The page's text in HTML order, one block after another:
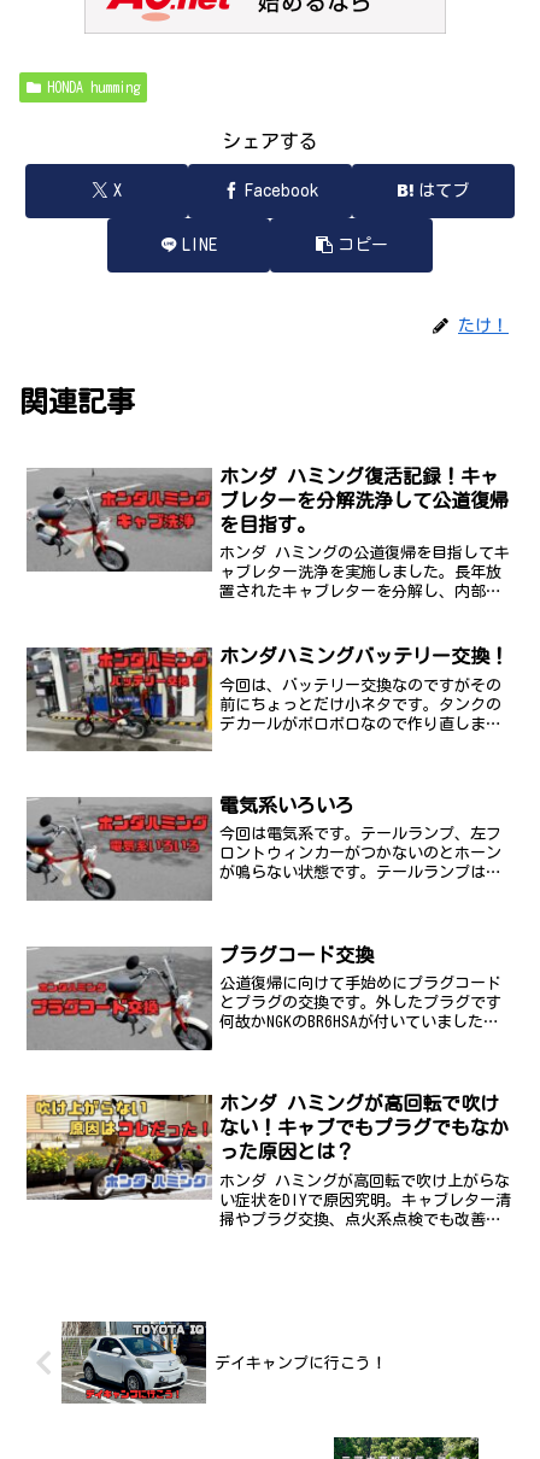
HONDA humming
シェアする
X Facebook はてブ
LINE コピー
たけ！
関連記事
ホンダ ハミング復活記録！キャ
ブレターを分解洗浄して公道復帰
を目指す。
ホンダ ハミングの公道復帰を目指してキ
ャブレター洗浄を実施しました。長年放
置されたキャブレターを分解し、内部の
す。
ホンダハミングバッテリー交換！
今回は、バッテリー交換なのですがその
前にちょっとだけ小ネタです。タンクの
デカールがボロボロなので作り直しまし
んかガビガビになっていた...
電気系いろいろ
今回は電気系です。テールランプ、左フ
ロントウィンカーがつかないのとホーン
が鳴らない状態です。テールランプは配
バルブが切れていてもテー...
プラグコード交換
公道復帰に向けて手始めにプラグコード
とプラグの交換です。外したプラグです
何故かNGKのBR6HSAが付いていました電
め...
ホンダ ハミングが高回転で吹け
ない！キャブでもプラグでもなか
った原因とは？
ホンダ ハミングが高回転で吹け上がらな
い症状をDIYで原因究明。キャブレター清
掃やプラグ交換、点火系点検でも改善せ
デイキャンプに行こう！